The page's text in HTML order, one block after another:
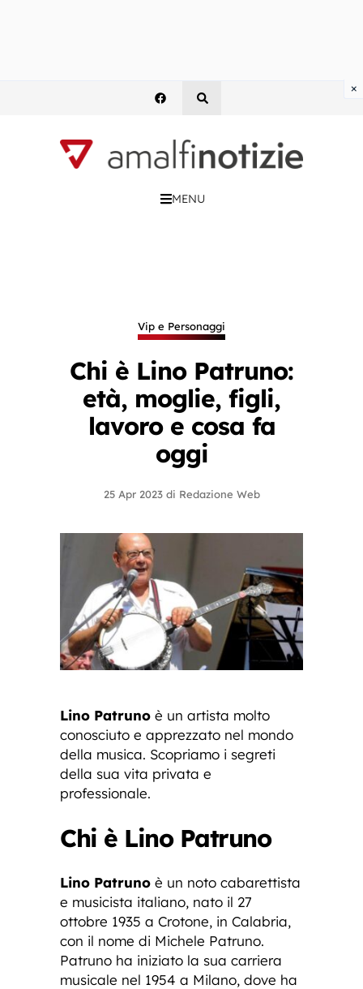
MENU
Vip e Personaggi
Chi è Lino Patruno:
età, moglie, figli,
lavoro e cosa fa
oggi
25 Apr 2023 di Redazione Web
Lino Patruno è un artista molto
conosciuto e apprezzato nel mondo
della musica. Scopriamo i segreti
della sua vita privata e
professionale.
Chi è Lino Patruno
Lino Patruno è un noto cabarettista
e musicista italiano, nato il 27
ottobre 1935 a Crotone, in Calabria,
con il nome di Michele Patruno.
Patruno ha iniziato la sua carriera
musicale nel 1954 a Milano, dove ha
×